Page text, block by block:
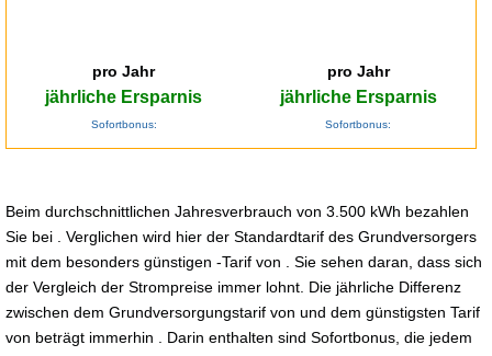
pro Jahr
jährliche Ersparnis
Sofortbonus:
pro Jahr
jährliche Ersparnis
Sofortbonus:
Beim durchschnittlichen Jahresverbrauch von 3.500 kWh bezahlen
Sie bei . Verglichen wird hier der Standardtarif des Grundversorgers
mit dem besonders günstigen -Tarif von . Sie sehen daran, dass sich
der Vergleich der Strompreise immer lohnt. Die jährliche Differenz
zwischen dem Grundversorgungstarif von und dem günstigsten Tarif
von beträgt immerhin . Darin enthalten sind Sofortbonus, die jedem